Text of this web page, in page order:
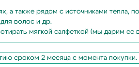
а также рядом с источниками тепла,
волос и др.
мягкой салфеткой (мы дарим ее
сроком 2 месяца с момента
Ваш e-